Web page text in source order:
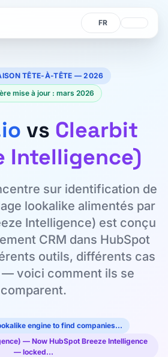
Langue
Langue
TÊTE-À-TÊTE — 2026
mise à jour : mars 2026
vs Clearbit
Intelligence)
sur identification de
lookalike alimentés par
Intelligence) est conçu
CRM dans HubSpot
outils, différents cas
voici comment ils se
comparent.
engine to find companies…
— Now HubSpot Breeze Intelligence
— locked…